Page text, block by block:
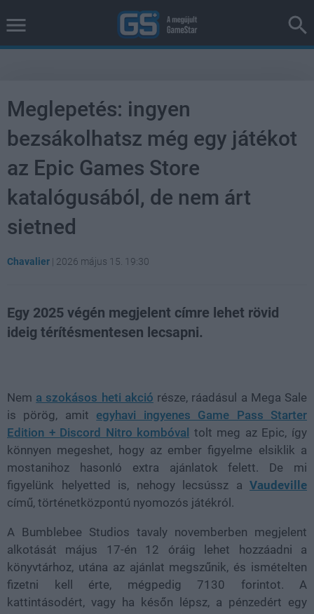
Meglepetés: ingyen
bezsákolhatsz még egy játékot
az Epic Games Store
katalógusából, de nem árt
sietned
Chavalier | 2026 május 15. 19:30
Egy 2025 végén megjelent címre lehet rövid
ideig térítésmentesen lecsapni.
Nem a szokásos heti akció része, ráadásul a Mega Sale
is pörög, amit egyhavi ingyenes Game Pass Starter
Edition + Discord Nitro kombóval tolt meg az Epic, így
könnyen megeshet, hogy az ember figyelme elsiklik a
mostanihoz hasonló extra ajánlatok felett. De mi
figyelünk helyetted is, nehogy lecsússz a Vaudeville
című, történetközpontú nyomozós játékról.
A Bumblebee Studios tavaly novemberben megjelent
alkotását május 17-én 12 óráig lehet hozzáadni a
könyvtárhoz, utána az ajánlat megszűnik, és ismételten
fizetni kell érte, mégpedig 7130 forintot. A
kattintásodért, vagy ha későn lépsz, a pénzedért egy